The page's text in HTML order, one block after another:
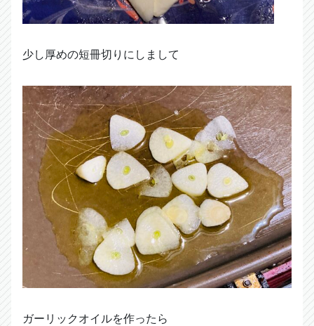
少し厚めの短冊切りにしまして
ガーリックオイルを作ったら